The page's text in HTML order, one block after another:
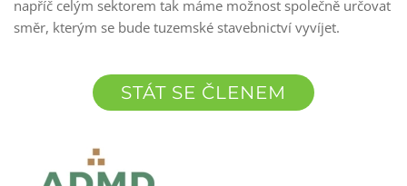
napříč celým sektorem tak máme možnost společně určovat
směr, kterým se bude tuzemské stavebnictví vyvíjet.
STÁT SE ČLENEM